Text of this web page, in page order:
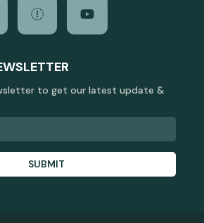
to get our latest update &
SUBMIT